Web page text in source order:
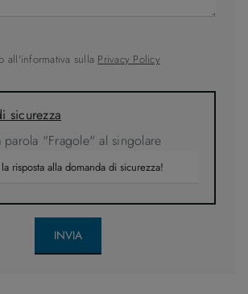
all'informativa sulla Privacy Policy
sicurezza
parola "Fragole" al singolare
INVIA